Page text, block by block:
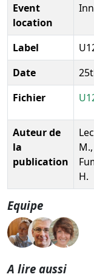
Event
location
Label
Date
Fichier
Auteur de
la
publication
H.
Equipe
A lire aussi